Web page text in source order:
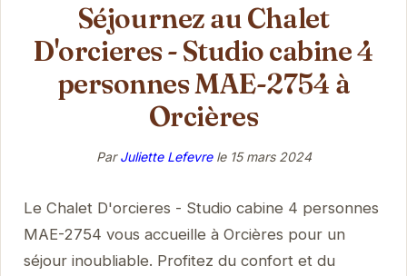
Séjournez au Chalet
D'orcieres - Studio cabine 4
personnes MAE-2754 à
Orcières
ParJuliette Lefevrele 15 mars 2024
Le Chalet D'orcieres - Studio cabine 4 personnes
MAE-2754 vous accueille à Orcières pour un
séjour inoubliable. Profitez du confort et du